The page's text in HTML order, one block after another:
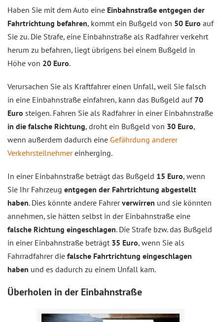
Haben Sie mit dem Auto eine Einbahnstraße entgegen der
Fahrtrichtung befahren, kommt ein Bußgeld von 50 Euro auf
Sie zu. Die Strafe, eine Einbahnstraße als Radfahrer verkehrt
herum zu befahren, liegt übrigens bei einem Bußgeld in
Höhe von 20 Euro.
Verursachen Sie als Kraftfahrer einen Unfall, weil Sie falsch
in eine Einbahnstraße einfahren, kann das Bußgeld auf 70
Euro steigen. Fahren Sie als Radfahrer in einer Einbahnstraße
in die falsche Richtung, droht ein Bußgeld von 30 Euro,
wenn außerdem dadurch eine Gefährdung anderer
Verkehrsteilnehmereinherging.
In einer Einbahnstraße beträgt das Bußgeld 15 Euro, wenn
Sie Ihr Fahrzeug entgegen der Fahrtrichtung abgestellt
haben. Dies könnte andere Fahrerverwirren und sie könnten
annehmen, sie hätten selbst in der Einbahnstraße eine
falsche Richtung eingeschlagen. Die Strafe bzw. das Bußgeld
in einer Einbahnstraße beträgt 35 Euro, wenn Sie als
Fahrradfahrer die falsche Fahrtrichtung eingeschlagen
haben und es dadurch zu einem Unfall kam.
Überholen in der Einbahnstraße